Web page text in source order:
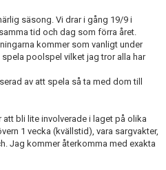
säsong. Vi drar i gång 19/9 i
tid och dag som förra året.
kommer som vanligt under
poolspel vilket jag tror alla har
av att spela så ta med dom till
bli lite involverade i laget på olika
1 vecka (kvällstid), vara sargvakter,
Jag kommer återkomma med exakta